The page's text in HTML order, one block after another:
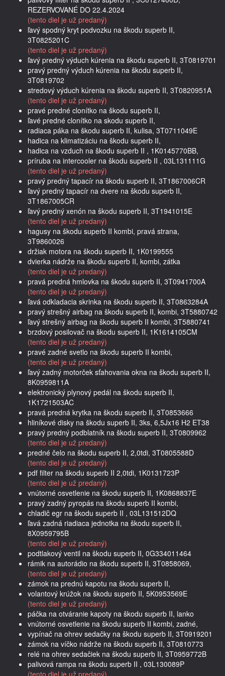
REZERVOVANÉ DO 22.4.2024
(tento diel je už predaný)
ľavý spodný kryt podvozku na škodu superb II,
3T0825201C
(tento diel je už predaný)
ľavý predný výduch kúrenia na škodu superb II, 3T0819701
pravý predný výduch kúrenia na škodu superb II,
3T0819702
stredový výduch kúrenia na škodu superb II, 3T0820951A
(tento diel je už predaný)
pravé predné clonítko na škodu superb II,
ľavé predné clonítko na skodu superb II,
radiaca páka na škodu superb II, kulisa, 3T0711049E
hadica na klimatizáciu na škodu superb II,
hadica na vzduch na škodu superb II , 1K0145770BB,
príruba na intercooler na škodu superb II , 03L131111G
(tento diel je už predaný)
pravý predný tapacír na škodu superb II, 3T1867006CR
ľavý predný tapacír na dvere na škodu superb II,
3T1867005CR
ľavý predný xenón na škodu superb II, 3T1941015E
(tento diel je už predaný)
hagusy na škodu superb II kombi, pravá strana,
3T9860026
držiak motora na škodu superb II, 1K0199555
dvierka nádrže na škodu superb II, kombi, zátka
(tento diel je už predaný)
pravá predná hmlovka na škodu superb II, 3T0941700A
(tento diel je už predaný)
ľavá odkladacia skrinka na škodu superb II, 3T0863284A
pravý strešný airbag na škodu superb II, kombi, 3T5880742
ľavý strešný airbag na škodu superb II kombi, 3T5880741
brzdový posilovač na škodu superb II, 1K1614105CM
(tento diel je už predaný)
pravé zadné svetlo na škodu superb II kombi,
(tento diel je už predaný)
ľavý zadný motorček sťahovania okna na škodu superb II,
8K0959811A
elektronický plynový pedál na škodu superb II,
1K1721503AC
pravá predná krytka na škodu superb II, 3T0853666
hliníkové disky na škodu superb II, 3ks, 6,5Jx16 H2 ET38
pravý predný podblatník na škodu superb II, 3T0809962
(tento diel je už predaný)
predné čelo na škodu superb II, 2,0tdi, 3T0805588D
(tento diel je už predaný)
pdf filter na škodu superb II 2,0tdi, 1K0131723P
(tento diel je už predaný)
vnútorné osvetlenie na škodu superb II, 1K0868837E
pravý zadný pyropás na škodu superb II kombi,
chladič egr na škodu superb II , 03L131512DQ
ľavá zadná riadiaca jednotka na škodu superb II,
8X0959795B
(tento diel je už predaný)
podtlakový ventil na škodu superb II, 0G334011464
rámik na autorádio na škodu superb II, 3T0858069,
(tento diel je už predaný)
zámok na prednú kapotu na škodu superb II,
volantový krúžok na škodu superb II, 5K0953569E
(tento diel je už predaný)
páčka na otváranie kapoty na škodu superb II, lanko
vnútorné osvetlenie na škodu superb II kombi, zadné,
vypínač na ohrev sedačky na škodu superb II, 3T0919201
zámok na víčko nádrže na škodu superb II, 3T0810773
relé na ohrev sedačiek na škodu superb II, 3T0959772B
palivová rampa na škodu superb II , 03L130089P
(tento diel je už predaný)